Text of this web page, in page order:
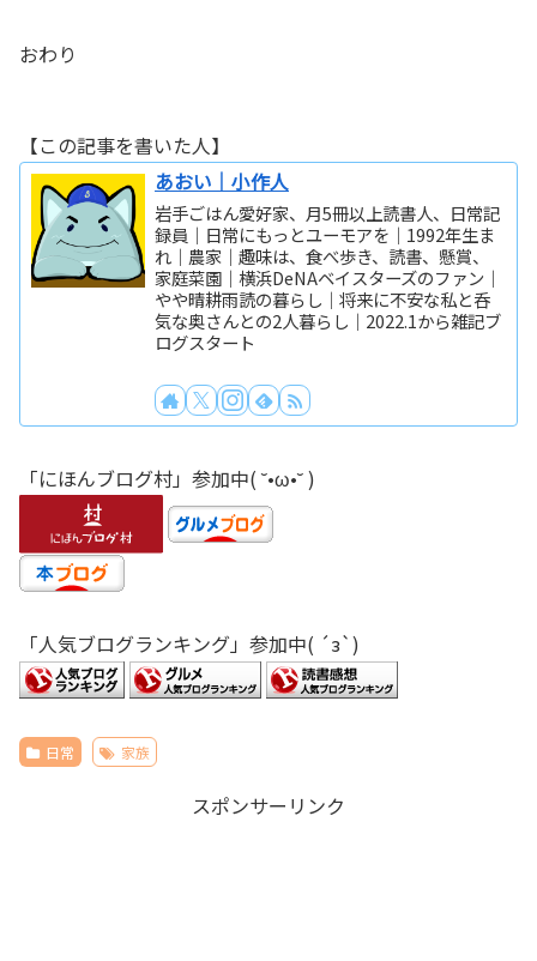
おわり
【この記事を書いた人】
あおい｜小作人
岩手ごはん愛好家、月5冊以上読書人、日常記
録員｜日常にもっとユーモアを｜1992年生ま
れ｜農家｜趣味は、食べ歩き、読書、懸賞、
家庭菜園｜横浜DeNAベイスターズのファン｜
やや晴耕雨読の暮らし｜将来に不安な私と呑
気な奥さんとの2人暮らし｜2022.1から雑記ブ
ログスタート
「にほんブログ村」参加中( ˘•ω•˘ )
「人気ブログランキング」参加中( ´з`)
日常 家族
スポンサーリンク